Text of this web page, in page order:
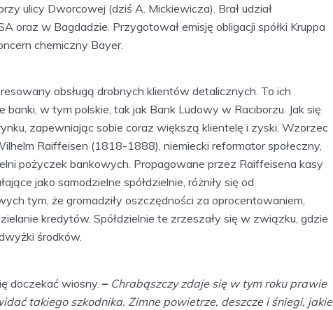
ulicy Dworcowej (dziś A. Mickiewicza). Brał udział
oraz w Bagdadzie. Przygotował emisję obligacji spółki Kruppa
chemiczny Bayer.
obsługą drobnych klientów detalicznych. To ich
w tym polskie, tak jak Bank Ludowy w Raciborzu. Jak się
zapewniając sobie coraz większą klientelę i zyski. Wzorzec
Raiffeisen (1818-1888), niemiecki reformator społeczny,
pożyczek bankowych. Propagowane przez Raiffeisena kasy
jako samodzielne spółdzielnie, różniły się od
tym, że gromadziły oszczędności za oprocentowaniem,
kredytów. Spółdzielnie te zrzeszały się w związku, gdzie
środków.
doczekać wiosny. – Chrabąszczy zdaje się w tym roku prawie
takiego szkodnika. Zimne powietrze, deszcze i śniegi, jakie